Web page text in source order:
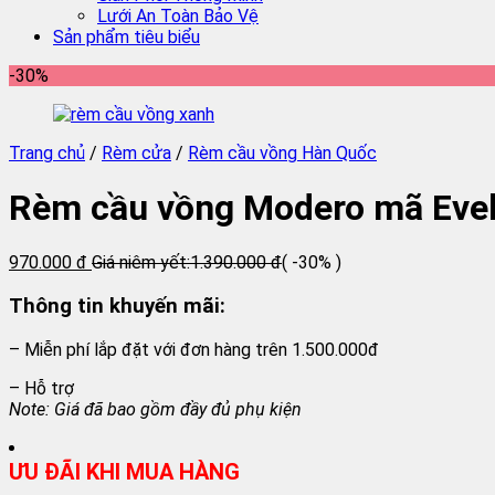
Lưới An Toàn Bảo Vệ
Sản phẩm tiêu biểu
-30%
Trang chủ / Rèm cửa / Rèm cầu vồng Hàn Quốc
Rèm cầu vồng Modero mã
970.000 đ Giá niêm yết:1.390.000 đ( -30% )
Thông tin khuyến mãi:
– Miễn phí lắp đặt với đơn hàng trên 1.500.000đ
– Hỗ trợ
Note: Giá đã bao gồm đầy đủ phụ kiện
ƯU ĐÃI KHI MUA HÀNG